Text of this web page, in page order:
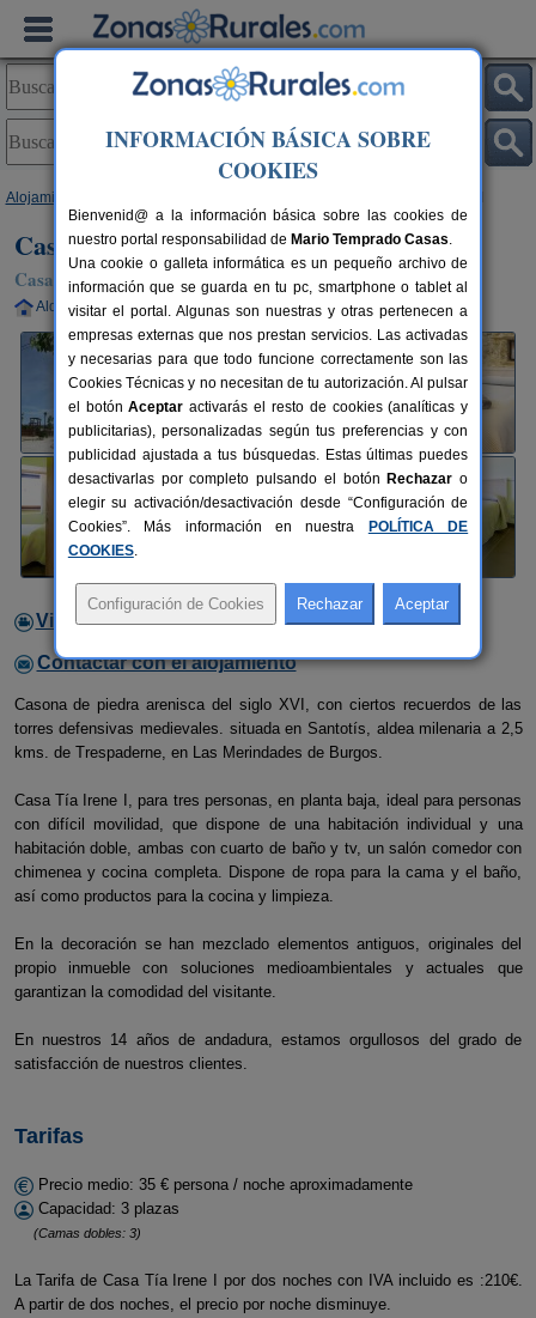
Alojamientos
Casa Tía Irene I
Casa Rural en Trespaderne (Burgos)
Alquiler completo 3 plazas 77 km de Burgos
Video
Contactar con el alojamiento
Casona de piedra arenisca del siglo XVI, con ciertos recuerdos de las
torres defensivas medievales. situada en Santotís, aldea milenaria a 2,5
kms. de Trespaderne, en Las Merindades de Burgos.
Casa Tía Irene I, para tres personas, en planta baja, ideal para personas
con difícil movilidad, que dispone de una habitación individual y una
habitación doble, ambas con cuarto de baño y tv, un salón comedor con
chimenea y cocina completa. Dispone de ropa para la cama y el baño,
así como productos para la cocina y limpieza.
En la decoración se han mezclado elementos antiguos, originales del
propio inmueble con soluciones medioambientales y actuales que
garantizan la comodidad del visitante.
En nuestros 14 años de andadura, estamos orgullosos del grado de
satisfacción de nuestros clientes.
Tarifas
Precio medio: 35 € persona / noche aproximadamente
Capacidad: 3 plazas
(Camas dobles: 3)
La Tarifa de Casa Tía Irene I por dos noches con IVA incluido es :210€.
A partir de dos noches, el precio por noche disminuye.
INFORMACIÓN BÁSICA SOBRE
COOKIES
Bienvenid@ a la información básica sobre las cookies de
nuestro portal responsabilidad de Mario Temprado Casas.
Una cookie o galleta informática es un pequeño archivo de
información que se guarda en tu pc, smartphone o tablet al
visitar el portal. Algunas son nuestras y otras pertenecen a
empresas externas que nos prestan servicios. Las activadas
y necesarias para que todo funcione correctamente son las
Cookies Técnicas y no necesitan de tu autorización. Al pulsar
el botónAceptar activarás el resto de cookies (analíticas y
publicitarias), personalizadas según tus preferencias y con
publicidad ajustada a tus búsquedas. Estas últimas puedes
desactivarlas por completo pulsando el botón Rechazar o
elegir su activación/desactivación desde “Configuración de
Cookies”. Más información en nuestra
POLÍTICA DE
COOKIES.